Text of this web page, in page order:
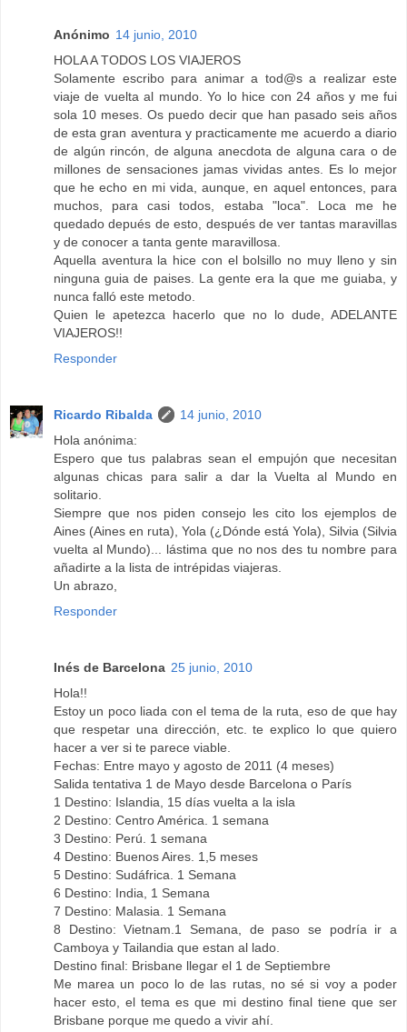
Anónimo 14 junio, 2010
HOLA A TODOS LOS VIAJEROS
Solamente escribo para animar a tod@s a realizar este
viaje de vuelta al mundo. Yo lo hice con 24 años y me fui
sola 10 meses. Os puedo decir que han pasado seis años
de esta gran aventura y practicamente me acuerdo a diario
de algún rincón, de alguna anecdota de alguna cara o de
millones de sensaciones jamas vividas antes. Es lo mejor
que he echo en mi vida, aunque, en aquel entonces, para
muchos, para casi todos, estaba "loca". Loca me he
quedado depués de esto, después de ver tantas maravillas
y de conocer a tanta gente maravillosa.
Aquella aventura la hice con el bolsillo no muy lleno y sin
ninguna guia de paises. La gente era la que me guiaba, y
nunca falló este metodo.
Quien le apetezca hacerlo que no lo dude, ADELANTE
VIAJEROS!!
Responder
Ricardo Ribalda
14 junio, 2010
Hola anónima:
Espero que tus palabras sean el empujón que necesitan
algunas chicas para salir a dar la Vuelta al Mundo en
solitario.
Siempre que nos piden consejo les cito los ejemplos de
Aines (Aines en ruta), Yola (¿Dónde está Yola), Silvia (Silvia
vuelta al Mundo)... lástima que no nos des tu nombre para
añadirte a la lista de intrépidas viajeras.
Un abrazo,
Responder
Inés de Barcelona 25 junio, 2010
Hola!!
Estoy un poco liada con el tema de la ruta, eso de que hay
que respetar una dirección, etc. te explico lo que quiero
hacer a ver si te parece viable.
Fechas: Entre mayo y agosto de 2011 (4 meses)
Salida tentativa 1 de Mayo desde Barcelona o París
1 Destino: Islandia, 15 días vuelta a la isla
2 Destino: Centro América. 1 semana
3 Destino: Perú. 1 semana
4 Destino: Buenos Aires. 1,5 meses
5 Destino: Sudáfrica. 1 Semana
6 Destino: India, 1 Semana
7 Destino: Malasia. 1 Semana
8 Destino: Vietnam.1 Semana, de paso se podría ir a
Camboya y Tailandia que estan al lado.
Destino final: Brisbane llegar el 1 de Septiembre
Me marea un poco lo de las rutas, no sé si voy a poder
hacer esto, el tema es que mi destino final tiene que ser
Brisbane porque me quedo a vivir ahí.